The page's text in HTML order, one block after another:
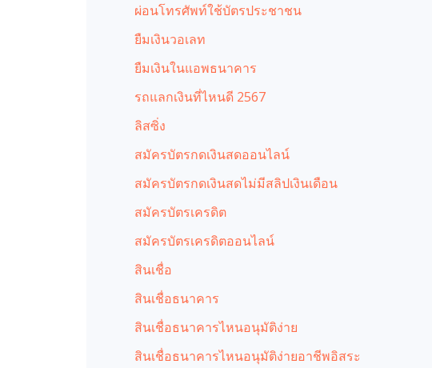
ผ่อนโทรศัพท์ใช้บัตรประชาชน
ยืมเงินวอเลท
ยืมเงินในแอพธนาคาร
รถแลกเงินที่ไหนดี 2567
ลิสซิ่ง
สมัครบัตรกดเงินสดออนไลน์
สมัครบัตรกดเงินสดไม่มีสลิปเงินเดือน
สมัครบัตรเครดิต
สมัครบัตรเครดิตออนไลน์
สินเชื่อ
สินเชื่อธนาคาร
สินเชื่อธนาคารไหนอนุมัติง่าย
สินเชื่อธนาคารไหนอนุมัติง่ายอาชีพอิสระ